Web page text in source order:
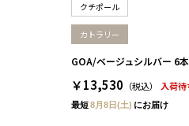
クチポール
カトラリー
GOA/ベージュシルバー 6
￥13,530 （税込） 入荷待
最短8月8日(土) にお届け